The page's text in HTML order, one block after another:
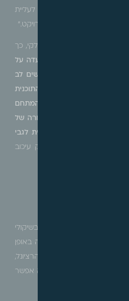
הערך של המתחמים האחרים מלבד מתחם 2 תביא לעליית
קיבל את העתירה באופן חלקי, כך
יעוכב, והדיון יוחזר לוועדה על
מנת שתדון מחדש באישור התוכנית לגבי מתחם 2, בשים לב
הכדאיות הכלכלית של התוכנית
הכדאיות הכלכלית של המתחם
הזכויות והיזם, ולא בצורה של
קודם לאישור התוכנית לגבי
לאחר אישור התוכנית לגבי מתחם 2, ייפסק עיכוב
לא ממהר להתערב בשיקולי
רבה, והעתירה התקבלה באופן
הכלכלית, תוך חשיבה על הרציונל,
במתכונתה כעת, לא יהיה אפשר